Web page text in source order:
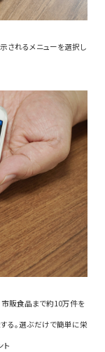
されるメニューを選択し
販食品まで約10万件を
る。選ぶだけで簡単に栄
ト